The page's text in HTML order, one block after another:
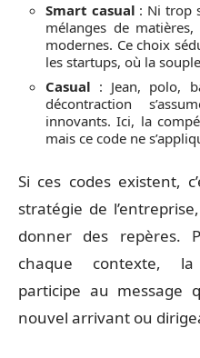
Smart casual : Ni trop
mélanges de
modernes. Ce choix
les startups, où la
Casual : Jean, polo,
décontraction
innovants. Ici, la
mais ce code ne
Si ces codes existent,
stratégie de
donner des repères.
chaque contexte,
participe au message
nouvel arrivant ou